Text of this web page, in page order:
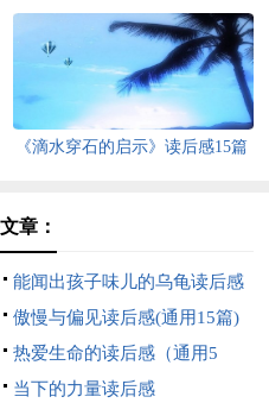
《滴水穿石的启示》读后感15篇
章：
能闻出孩子味儿的乌龟读后感
傲慢与偏见读后感(通用15篇)
热爱生命的读后感（通用5
篇）
当下的力量读后感